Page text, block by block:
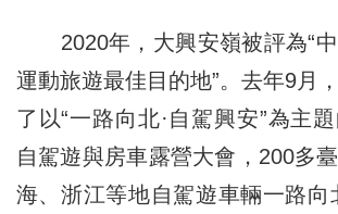
2020年，大興安嶺被評為“中
運動旅遊最佳目的地”。去年9月
了以“一路向北·自駕興安”為主
自駕遊與房車露營大會，200多
海、浙江等地自駕遊車輛一路向